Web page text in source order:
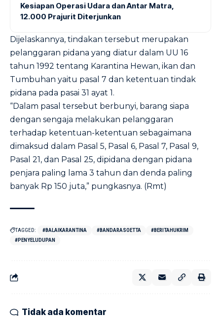
Kesiapan Operasi Udara dan Antar Matra,
12.000 Prajurit Diterjunkan
Dijelaskannya, tindakan tersebut merupakan
pelanggaran pidana yang diatur dalam UU 16
tahun 1992 tentang Karantina Hewan, ikan dan
Tumbuhan yaitu pasal 7 dan ketentuan tindak
pidana pada pasai 31 ayat 1.
“Dalam pasal tersebut berbunyi, barang siapa
dengan sengaja melakukan pelanggaran
terhadap ketentuan-ketentuan sebagaimana
dimaksud dalam Pasal 5, Pasal 6, Pasal 7, Pasal 9,
Pasal 21, dan Pasal 25, dipidana dengan pidana
penjara paling lama 3 tahun dan denda paling
banyak Rp 150 juta,” pungkasnya. (Rmt)
TAGGED: #BALAIKARANTINA #BANDARASOETTA
#BERITAHUKRIM
#PENYELUDUPAN
Tidak ada komentar